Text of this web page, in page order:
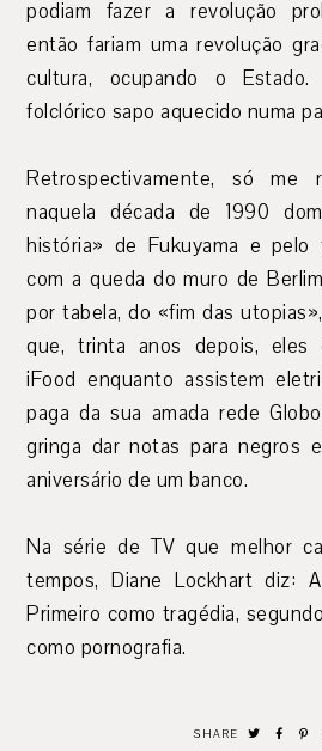
podiam fazer a revolução
então fariam uma revolução
cultura, ocupando o
folclórico sapo aquecido numa
Retrospectivamente, só me
naquela década de 1990
história» de Fukuyama e pelo
com a queda do muro de
por tabela, do «fim das
que, trinta anos depois, eles
iFood enquanto assistem
paga da sua amada rede
gringa dar notas para negros
aniversário de um banco.
Na série de TV que melhor
tempos, Diane Lockhart diz:
Primeiro como tragédia,
como pornografia.
SHARE